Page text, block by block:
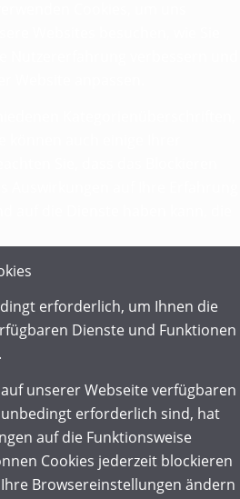
erforderlich, um Ihnen die
Dienste und Funktionen
unserer Webseite verfügbaren
erforderlich sind, hat
auf die Funktionsweise
Cookies jederzeit blockieren
Browsereinstellungen ändern